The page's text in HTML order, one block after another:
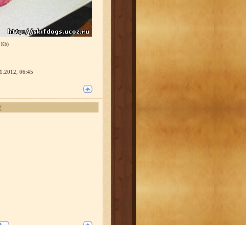
Kb)
06:45